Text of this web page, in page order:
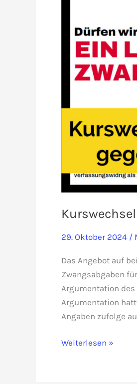
29. Oktober 2024 /
Das Angebot auf
Zwangsabgaben
Argumentation des
Argumentation
Angaben zufolge
Kurswechsel
Weiterlesen »